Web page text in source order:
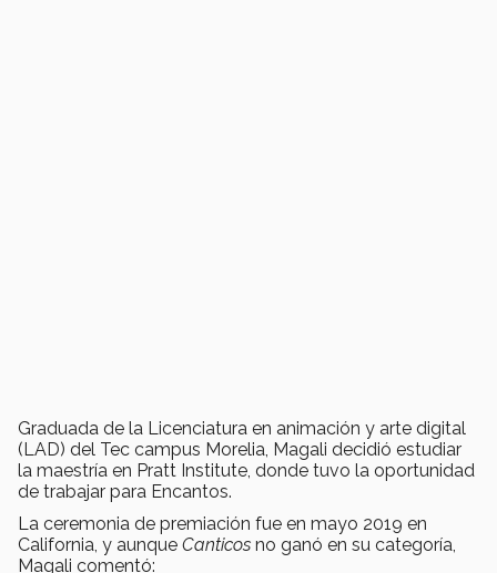
Graduada de la Licenciatura en animación y arte digital
(LAD) del Tec campus Morelia, Magali decidió estudiar
la maestría en Pratt Institute, donde tuvo la oportunidad
de trabajar para Encantos.
La ceremonia de premiación fue en mayo 2019 en
California, y aunque Canticos no ganó en su categoría,
Magali comentó: